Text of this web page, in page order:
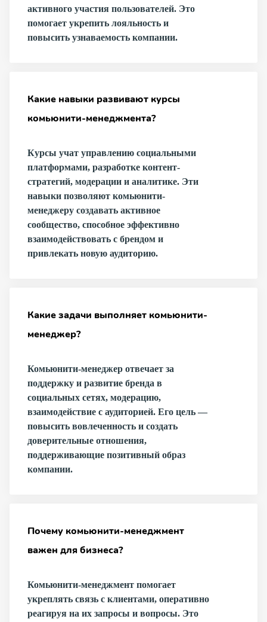
активного участия пользователей. Это
помогает укрепить лояльность и
повысить узнаваемость компании.
Какие навыки развивают курсы
комьюнити-менеджмента?
Курсы учат управлению социальными
платформами, разработке контент-
стратегий, модерации и аналитике. Эти
навыки позволяют комьюнити-
менеджеру создавать активное
сообщество, способное эффективно
взаимодействовать с брендом и
привлекать новую аудиторию.
Какие задачи выполняет комьюнити-
менеджер?
Комьюнити-менеджер отвечает за
поддержку и развитие бренда в
социальных сетях, модерацию,
взаимодействие с аудиторией. Его цель —
повысить вовлеченность и создать
доверительные отношения,
поддерживающие позитивный образ
компании.
Почему комьюнити-менеджмент
важен для бизнеса?
Комьюнити-менеджмент помогает
укреплять связь с клиентами, оперативно
реагируя на их запросы и вопросы. Это